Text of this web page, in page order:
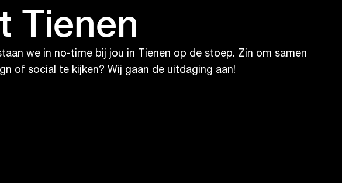
Tienen
we in no-time bij jou in Tienen op de stoep. Zin om samen
of social te kijken? Wij gaan de uitdaging aan!